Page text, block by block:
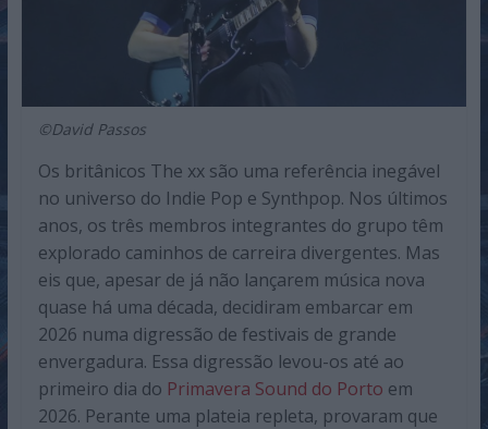
©David Passos
Os britânicos The xx são uma referência inegável
no universo do Indie Pop e Synthpop. Nos últimos
anos, os três membros integrantes do grupo têm
explorado caminhos de carreira divergentes. Mas
eis que, apesar de já não lançarem música nova
quase há uma década, decidiram embarcar em
2026 numa digressão de festivais de grande
envergadura. Essa digressão levou-os até ao
primeiro dia do Primavera Sound do Porto em
2026. Perante uma plateia repleta, provaram que